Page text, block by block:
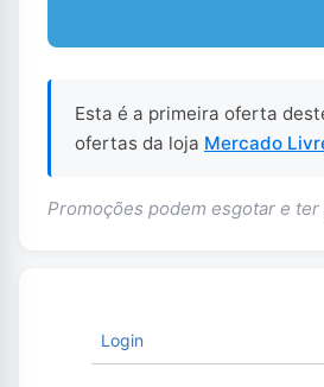
Esta é a primeira oferta
ofertas da loja Mercado
Promoções podem esgotar e
Login